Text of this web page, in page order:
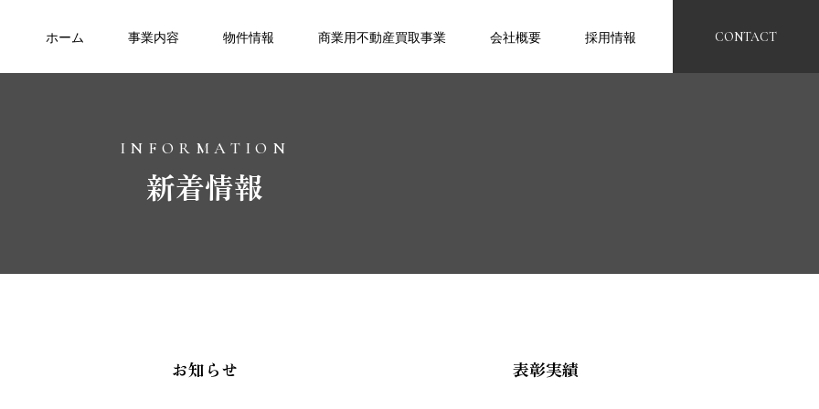
ホーム 事業内容 物件情報 商業用不動産買取事業 会社概要 採用情報 CONTACT
INFORMATION
新着情報
お知らせ 表彰実績